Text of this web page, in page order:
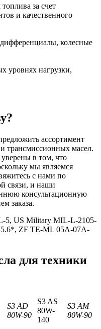
за счет
и качественного
колесные
уровнях нагрузки,
ассортимент
трансмиссионных масел.
в том, что
мы являемся
с нами по
связи, и наши
консультационную
заказа.
5, US Military MIL-L-2105-
ZF TE-ML 05A-07A-
для техники
S3 AD
80W-90
S3 AS
80W-
140
S3 AM
80W-90